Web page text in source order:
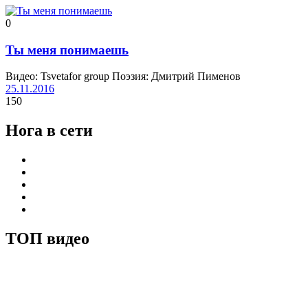
0
Ты меня понимаешь
Видео: Tsvetafor group Поэзия: Дмитрий Пименов
25.11.2016
150
Нога в сети
ТОП видео